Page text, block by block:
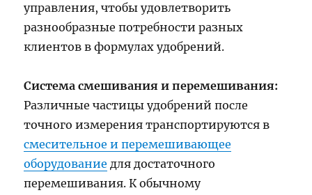
управления, чтобы удовлетворить
разнообразные потребности разных
клиентов в формулах удобрений.
Система смешивания и перемешивания:
Различные частицы удобрений после
точного измерения транспортируются в
смесительное и перемешивающее
оборудование для достаточного
перемешивания. К обычному